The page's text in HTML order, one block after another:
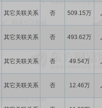
其它关联关系 否 509.15万
其它关联关系 否 493.62万
其它关联关系 否 49.54万
其它关联关系 否 12.46万